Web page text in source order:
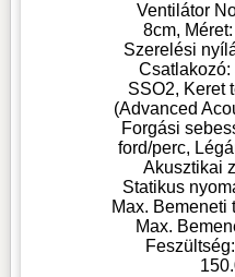
Ventilátor
8cm,
Szerelési
Csatlakozó:
SSO2, Keret
(Advanced
Forgási
ford/perc,
Akusztikai
Statikus
Max. Bemeneti
Max.